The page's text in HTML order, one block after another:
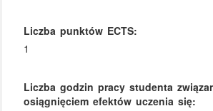
Liczba punktów ECTS:
1
Liczba godzin pracy studenta
osiągnięciem efektów uczenia się: